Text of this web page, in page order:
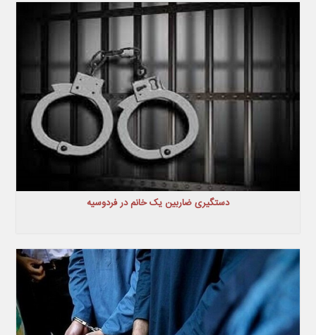
دستگیری ضاربین یک خانم در فردوسیه